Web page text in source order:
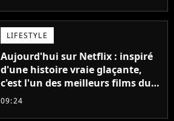
décennies"
LIFESTYLE
Aujourd'hui sur Netflix : inspiré
d'une histoire vraie glaçante,
c'est l'un des meilleurs films du
21ème siècle
09:24